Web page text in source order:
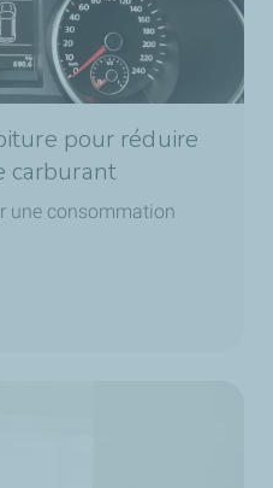
pour réduire
carburant
une consommation